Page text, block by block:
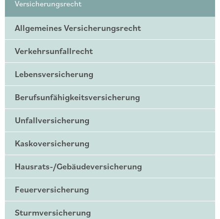
Versicherungsrecht
Allgemeines Versicherungsrecht
Verkehrsunfallrecht
Lebensversicherung
Berufsunfähigkeitsversicherung
Unfallversicherung
Kaskoversicherung
Hausrats-/Gebäudeversicherung
Feuerversicherung
Sturmversicherung